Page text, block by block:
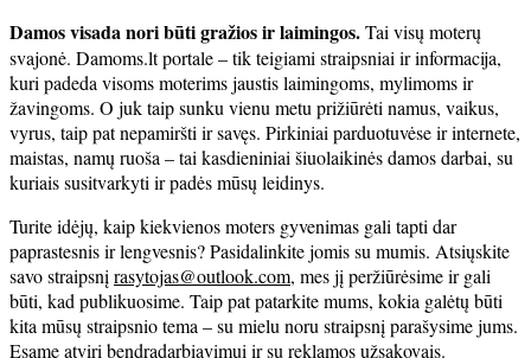
Damos visada nori būti gražios ir laimingos.Tai visų moterų
svajonė. Damoms.lt portale – tik teigiami straipsniai ir informacija,
kuri padeda visoms moterims jaustis laimingoms, mylimoms ir
žavingoms. O juk taip sunku vienu metu prižiūrėti namus, vaikus,
vyrus, taip pat nepamiršti ir savęs. Pirkiniai parduotuvėse ir internete,
maistas, namų ruoša – tai kasdieniniai šiuolaikinės damos darbai, su
kuriais susitvarkyti ir padės mūsų leidinys.
Turite idėjų, kaip kiekvienos moters gyvenimas gali tapti dar
paprastesnis ir lengvesnis? Pasidalinkite jomis su mumis. Atsiųskite
savo straipsnį rasytojas@outlook.com, mes jį peržiūrėsime ir gali
būti, kad publikuosime. Taip pat patarkite mums, kokia galėtų būti
kita mūsų straipsnio tema – su mielu noru straipsnį parašysime jums.
Esame atviri bendradarbiavimui ir su reklamos užsakovais.